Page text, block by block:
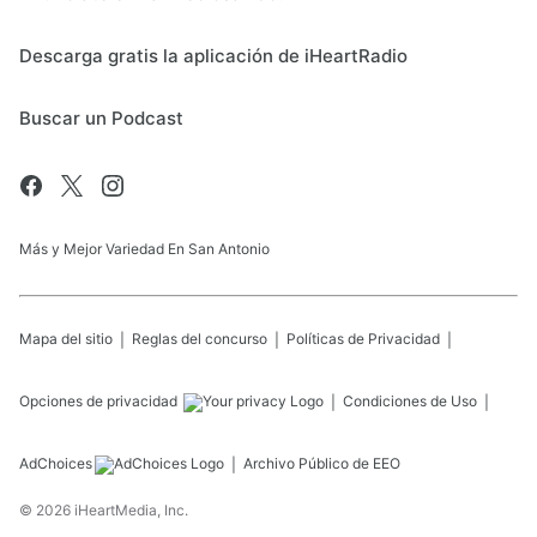
Descarga gratis la aplicación de iHeartRadio
Buscar un Podcast
Más y Mejor Variedad En San Antonio
Mapa del sitio Reglas del concurso Políticas de Privacidad
Opciones de privacidad Condiciones de Uso
AdChoices Archivo Público de EEO
© 2026 iHeartMedia, Inc.